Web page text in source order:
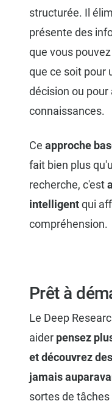
structurée. Il
présente des
que vous
que ce soit pour
décision ou
connaissances.
Ce approche
fait bien plus
recherche, c'est
intelligentqui
compréhension.
Prêt à
Le Deep
aider pensez
et découvrez
jamais
sortes de